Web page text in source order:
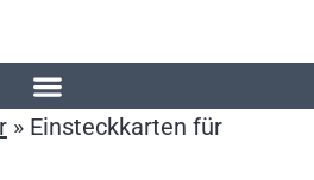
»Planungstafeln
» Einsteckkarten für